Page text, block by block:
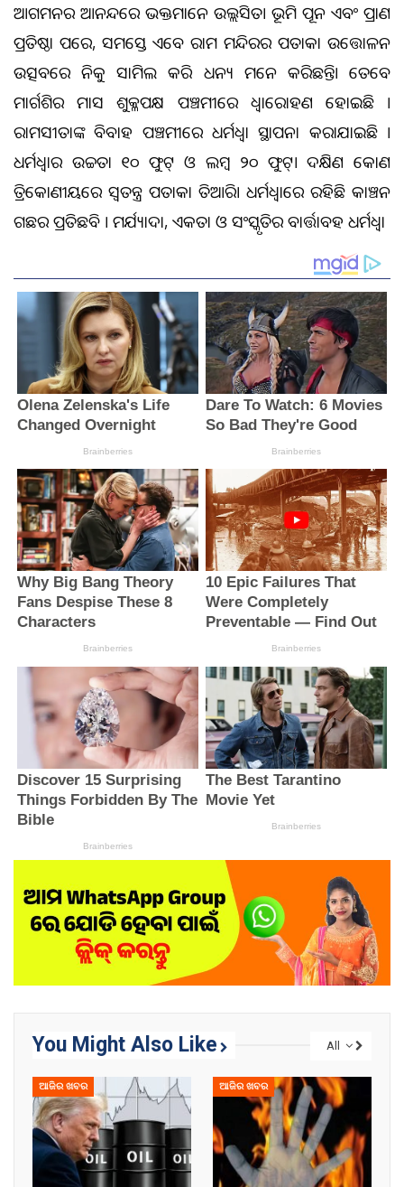
ଆଗମନର ଆନନ୍ଦରେ ଭକ୍ତମାନେ ଉଲ୍ଲସିତ। ଭୂମି ପୂଜନ ଏବଂ ପ୍ରାଣ
ପ୍ରତିଷ୍ଠା ପରେ, ସମସ୍ତେ ଏବେ ରାମ ମନ୍ଦିରର ପତାକା ଉତ୍ତୋଳନ
ଉତ୍ସବରେ ନିଜକୁ ସାମିଲ କରି ଧନ୍ୟ ମନେ କରିଛନ୍ତି। ତେବେ
ମାର୍ଗଶିର ମାସ ଶୁକ୍ଳପକ୍ଷ ପଞ୍ଚମୀରେ ଧ୍ବଜାରୋହଣ ହୋଇଛି ।
ରାମସୀତାଙ୍କ ବିବାହ ପଞ୍ଚମୀରେ ଧର୍ମଧ୍ବଜା ସ୍ଥାପନା କରାଯାଇଛି ।
ଧର୍ମଧ୍ବଜାର ଉଚ୍ଚତା ୧୦ ଫୁଟ୍ ଓ ଲମ୍ବ ୨୦ ଫୁଟ୍। ଦକ୍ଷିଣ କୋଣ
ତ୍ରିକୋଣୀୟରେ ସ୍ୱତନ୍ତ୍ର ପତାକା ତିଆରି। ଧର୍ମଧ୍ବଜାରେ ରହିଛି କାଞ୍ଚନ
ଗଛର ପ୍ରତିଛବି । ମର୍ଯ୍ୟାଦା, ଏକତା ଓ ସଂସ୍କୃତିର ବାର୍ତ୍ତାବହ ଧର୍ମଧ୍ବଜା
All
You Might Also Like
ଆଜିର ଖବର ଆଜିର ଖବର